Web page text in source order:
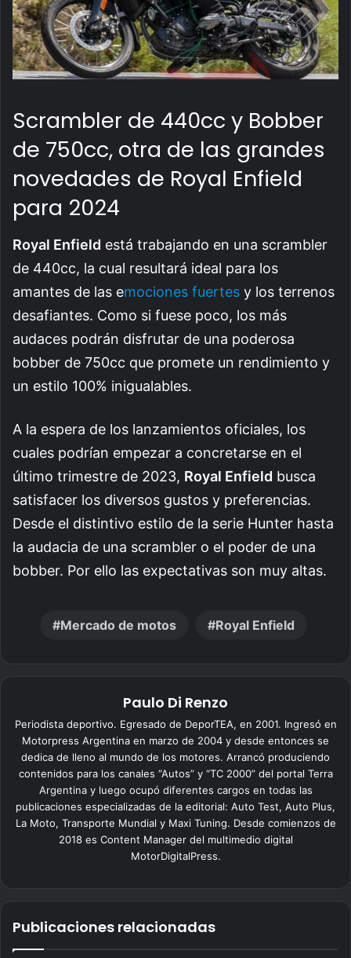
Scrambler de 440cc y Bobber
de 750cc, otra de las grandes
novedades de Royal Enfield
para 2024
Royal Enfield está trabajando en una scrambler
de 440cc, la cual resultará ideal para los
amantes de las emociones fuertes y los terrenos
desafiantes. Como si fuese poco, los más
audaces podrán disfrutar de una poderosa
bobber de 750cc que promete un rendimiento y
un estilo 100% inigualables.
A la espera de los lanzamientos oficiales, los
cuales podrían empezar a concretarse en el
último trimestre de 2023, Royal Enfield busca
satisfacer los diversos gustos y preferencias.
Desde el distintivo estilo de la serie Hunter hasta
la audacia de una scrambler o el poder de una
bobber. Por ello las expectativas son muy altas.
Mercado de motos Royal Enfield
Paulo Di Renzo
Periodista deportivo. Egresado de DeporTEA, en 2001. Ingresó en
Motorpress Argentina en marzo de 2004 y desde entonces se
dedica de lleno al mundo de los motores. Arrancó produciendo
contenidos para los canales “Autos” y “TC 2000” del portal Terra
Argentina y luego ocupó diferentes cargos en todas las
publicaciones especializadas de la editorial: Auto Test, Auto Plus,
La Moto, Transporte Mundial y Maxi Tuning. Desde comienzos de
2018 es Content Manager del multimedio digital
MotorDigitalPress.
Publicaciones relacionadas